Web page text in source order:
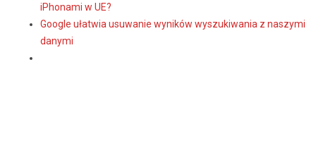
iPhonami w UE?
Google ułatwia usuwanie wyników wyszukiwania z naszymi
danymi